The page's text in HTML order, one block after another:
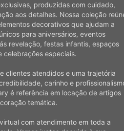
produzidas com cuidado,
aos detalhes. Nossa coleção
decorativos que ajudam a
para aniversários, eventos
revelação, festas infantis, espaços
celebrações especiais.
clientes atendidos e uma trajetória
carinho e
é referência em locação de artigos
temática.
com atendimento em toda a